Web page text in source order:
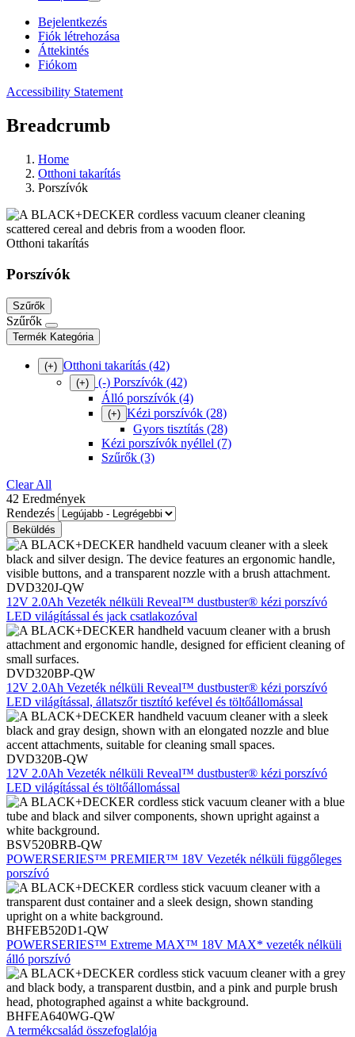
Bejelentkezés
Fiók létrehozása
Áttekintés
Fiókom
Accessibility Statement
Breadcrumb
Home
Otthoni takarítás
Porszívók
Otthoni takarítás
Porszívók
Szűrők
Szűrők
Termék Kategória
(+) Otthoni takarítás (42)
(+) (-) Porszívók (42)
Álló porszívók (4)
(+) Kézi porszívók (28)
Gyors tisztítás (28)
Kézi porszívók nyéllel (7)
Szűrők (3)
Clear All
42 Eredmények
Rendezés
DVD320J-QW
12V 2.0Ah Vezeték nélküli Reveal™ dustbuster® kézi porszívó
LED világítással és jack csatlakozóval
DVD320BP-QW
12V 2.0Ah Vezeték nélküli Reveal™ dustbuster® kézi porszívó
LED világítással, állatszőr tisztító kefével és töltőállomással
DVD320B-QW
12V 2.0Ah Vezeték nélküli Reveal™ dustbuster® kézi porszívó
LED világítással és töltőállomással
BSV520BRB-QW
POWERSERIES™ PREMIER™ 18V Vezeték nélküli függőleges
porszívó
BHFEB520D1-QW
POWERSERIES™ Extreme MAX™ 18V MAX* vezeték nélküli
álló porszívó
BHFEA640WG-QW
A termékcsalád összefoglalója